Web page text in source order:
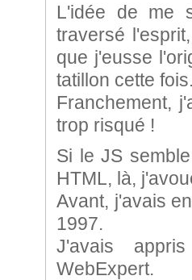
L'idée de me
traversé
que j'eusse
tatillon cette
Franchement,
trop risqué !
Si le JS
HTML, là,
Avant, j'avais
1997.
J'avais
WebExpert.